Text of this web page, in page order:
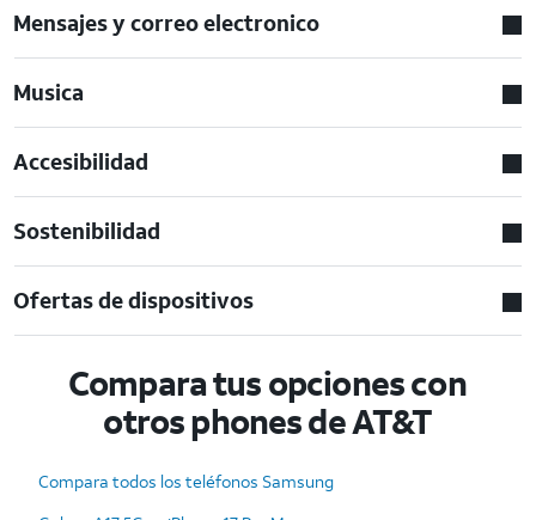
Mensajes y correo electronico
Musica
Accesibilidad
Sostenibilidad
Ofertas de dispositivos
Compara tus opciones con
otros phones de AT&T
Compara todos los teléfonos Samsung